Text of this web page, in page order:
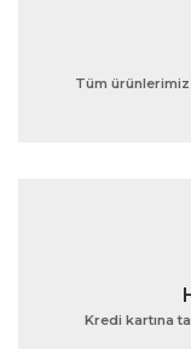
Tüm
Kredi kartına